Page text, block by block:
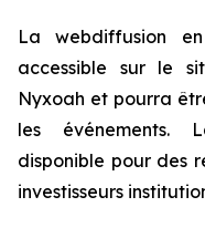
La webdiffusion
accessible sur le
Nyxoah et pourra
les événements.
disponible pour des
investisseurs